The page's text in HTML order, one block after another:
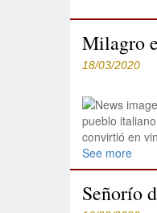
Milagro
18/03/2020
See more
Señorío